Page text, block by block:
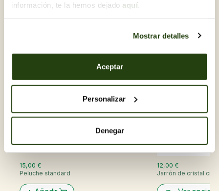
información, te la hemos dejado aquí
Mostrar detalles
Aceptar
Personalizar
Denegar
Descubre otras Otros regalos
15,00 €
Peluche standard
12,00 €
Jarrón de cristal